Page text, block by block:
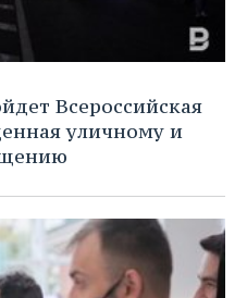
Всероссийская
уличному и